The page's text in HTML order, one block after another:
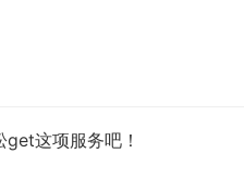
这项服务吧！